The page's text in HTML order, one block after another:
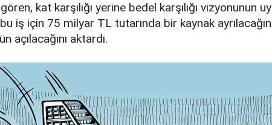
kat karşılığı yerine bedel karşılığı vizyonunun
bu iş için 75 milyar TL tutarında bir kaynak
açılacağını aktardı.